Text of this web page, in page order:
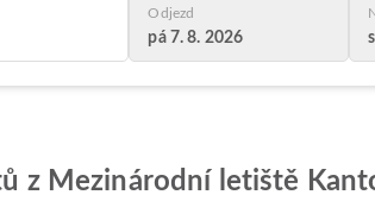
Odjezd
pá 7. 8. 2026
z Mezinárodní letiště